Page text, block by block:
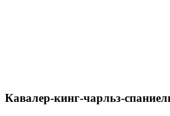
Кавалер-кинг-чарльз-